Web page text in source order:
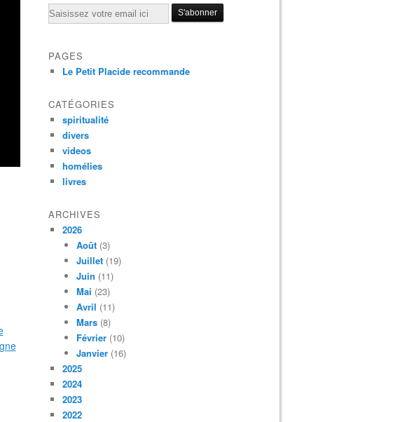
Email
PAGES
Le Petit Placide recommande
CATÉGORIES
spiritualité
divers
videos
homélies
livres
ARCHIVES
2026
Août (3)
Juillet (19)
Juin (11)
Mai (23)
Avril (11)
Mars (8)
Février (10)
Janvier (16)
2025
2024
2023
2022